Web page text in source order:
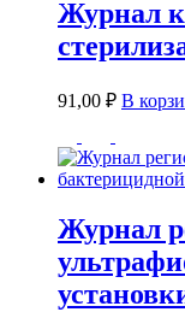
Журнал
91,00 ₽ В
Журнал